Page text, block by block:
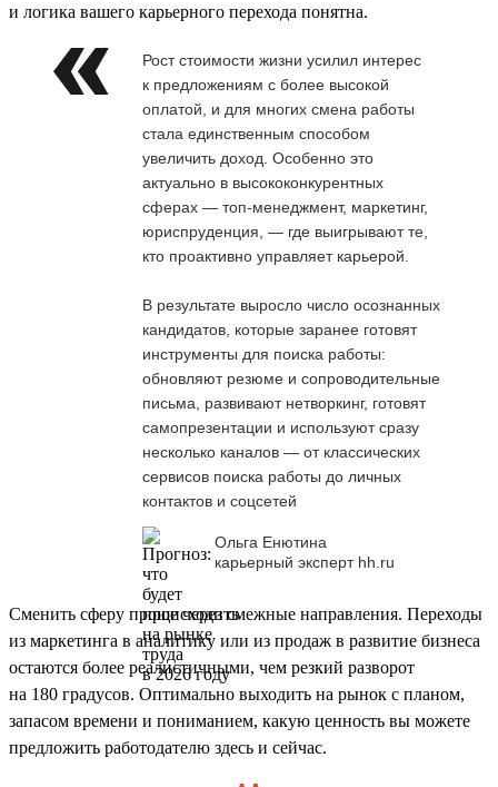
и логика вашего карьерного перехода понятна.
Рост стоимости жизни усилил интерес
к предложениям с более высокой
оплатой, и для многих смена работы
стала единственным способом
увеличить доход. Особенно это
актуально в высококонкурентных
сферах — топ-менеджмент, маркетинг,
юриспруденция, — где выигрывают те,
кто проактивно управляет карьерой.
В результате выросло число осознанных
кандидатов, которые заранее готовят
инструменты для поиска работы:
обновляют резюме и сопроводительные
письма, развивают нетворкинг, готовят
самопрезентации и используют сразу
несколько каналов — от классических
сервисов поиска работы до личных
контактов и соцсетей
Ольга Енютина
карьерный эксперт hh.ru
Сменить сферу проще через смежные направления. Переходы
из маркетинга в аналитику или из продаж в развитие бизнеса
остаются более реалистичными, чем резкий разворот
на 180 градусов. Оптимально выходить на рынок с планом,
запасом времени и пониманием, какую ценность вы можете
предложить работодателю здесь и сейчас.